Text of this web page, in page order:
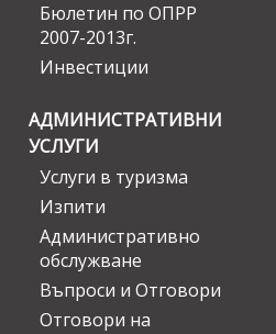
Бюлетин по ОПРР
2007-2013г.
Инвестиции
АДМИНИСТРАТИВНИ
УСЛУГИ
Услуги в туризма
Изпити
Административно
обслужване
Въпроси и Отговори
Отговори на